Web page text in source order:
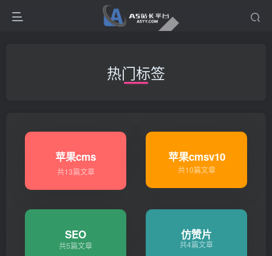
热门标签
苹果cms
共13篇文章
苹果cmsv10
共10篇文章
SEO
共5篇文章
仿赞片
共4篇文章